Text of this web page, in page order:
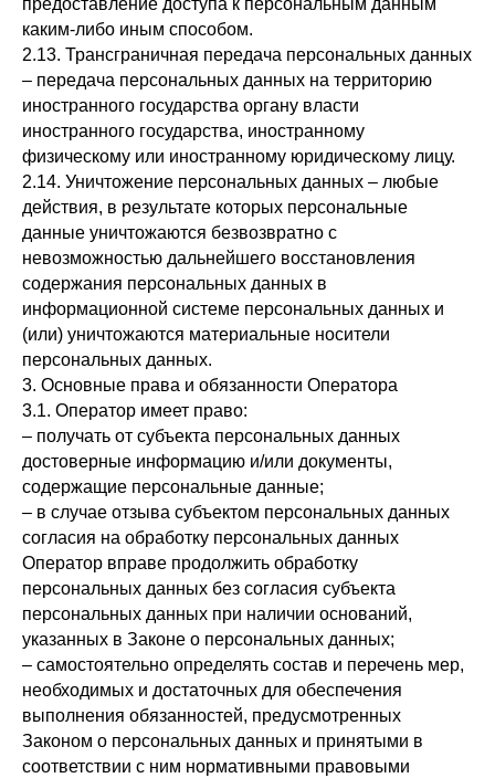
предоставление доступа к персональным данным
каким-либо иным способом.
2.13. Трансграничная передача персональных данных
– передача персональных данных на территорию
иностранного государства органу власти
иностранного государства, иностранному
физическому или иностранному юридическому лицу.
2.14. Уничтожение персональных данных – любые
действия, в результате которых персональные
данные уничтожаются безвозвратно с
невозможностью дальнейшего восстановления
содержания персональных данных в
информационной системе персональных данных и
(или) уничтожаются материальные носители
персональных данных.
3. Основные права и обязанности Оператора
3.1. Оператор имеет право:
– получать от субъекта персональных данных
достоверные информацию и/или документы,
содержащие персональные данные;
– в случае отзыва субъектом персональных данных
согласия на обработку персональных данных
Оператор вправе продолжить обработку
персональных данных без согласия субъекта
персональных данных при наличии оснований,
указанных в Законе о персональных данных;
– самостоятельно определять состав и перечень мер,
необходимых и достаточных для обеспечения
выполнения обязанностей, предусмотренных
Законом о персональных данных и принятыми в
соответствии с ним нормативными правовыми